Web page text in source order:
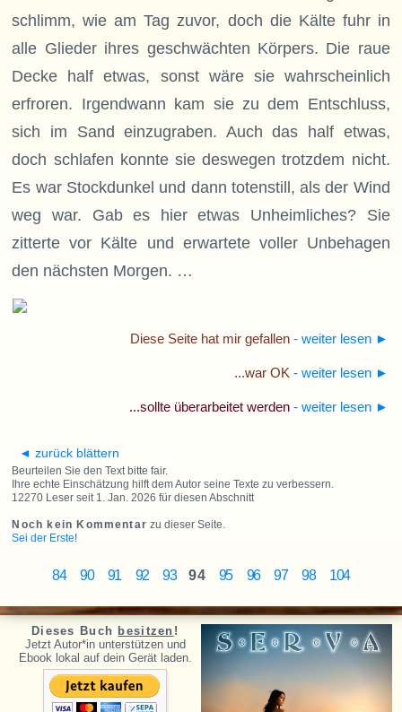
schlimm, wie am Tag zuvor, doch die Kälte fuhr in
alle Glieder ihres geschwächten Körpers. Die raue
Decke half etwas, sonst wäre sie wahrscheinlich
erfroren. Irgendwann kam sie zu dem Entschluss,
sich im Sand einzugraben. Auch das half etwas,
doch schlafen konnte sie deswegen trotzdem nicht.
Es war Stockdunkel und dann totenstill, als der Wind
weg war. Gab es hier etwas Unheimliches? Sie
zitterte vor Kälte und erwartete voller Unbehagen
den nächsten Morgen. …
Diese Seite hat mir gefallen- weiter lesen ►
...war OK - weiter lesen ►
...sollte überarbeitet werden - weiter lesen ►
◄ zurück blättern
Beurteilen Sie den Text bitte fair.
Ihre echte Einschätzung hilft dem Autor seine Texte zu verbessern.
12270 Leser seit 1. Jan. 2026 für diesen Abschnitt
Noch kein Kommentar zu dieser Seite.
Sei der Erste!
84 90 91 92 93 94 95 96 97 98 104
Dieses Buch besitzen !
Jetzt Autor*in unterstützen und
Ebook lokal auf dein Gerät laden.